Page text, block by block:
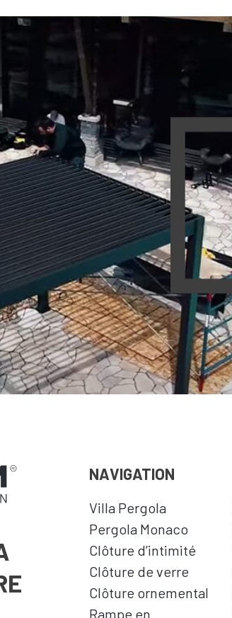
NAVIGATION
Villa Pergola
Pergola Monaco
Clôture d’intimité
Clôture de verre
Clôture ornemental
Rampe en